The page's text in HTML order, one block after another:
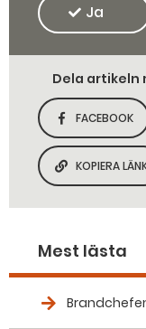
Ja
Dela artikeln
DELA
FACEBOOK
KOPIERA
Mest lästa